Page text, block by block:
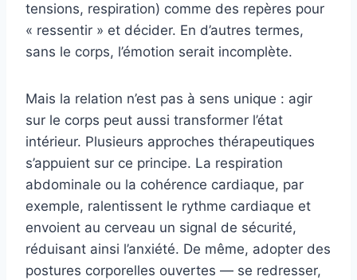
tensions, respiration) comme des repères pour
« ressentir » et décider. En d’autres termes,
sans le corps, l’émotion serait incomplète.
Mais la relation n’est pas à sens unique : agir
sur le corps peut aussi transformer l’état
intérieur. Plusieurs approches thérapeutiques
s’appuient sur ce principe. La respiration
abdominale ou la cohérence cardiaque, par
exemple, ralentissent le rythme cardiaque et
envoient au cerveau un signal de sécurité,
réduisant ainsi l’anxiété. De même, adopter des
postures corporelles ouvertes — se redresser,